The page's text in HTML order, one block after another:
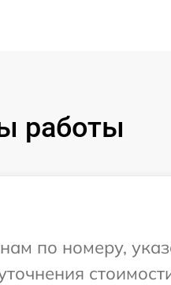
работы
по номеру,